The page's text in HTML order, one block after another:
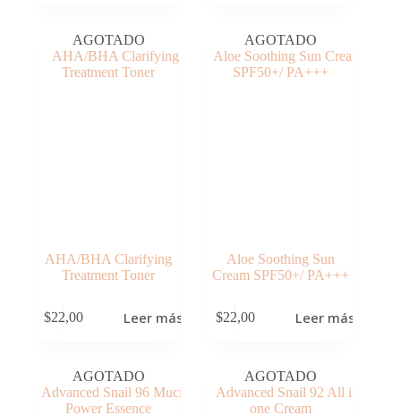
AGOTADO
AHA/BHA Clarifying
Treatment Toner
$22,00 Leer más
AGOTADO
Aloe Soothing Sun
Cream SPF50+/ PA+++
$22,00 Leer más
AGOTADO AGOTADO